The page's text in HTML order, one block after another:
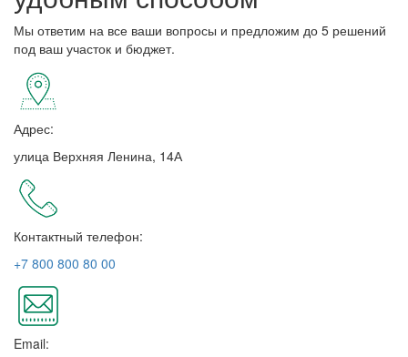
Мы ответим на все ваши вопросы и предложим до 5 решений
под ваш участок и бюджет.
Адрес:
улица Верхняя Ленина, 14А
Контактный телефон:
+7 800 800 80 00
Email: